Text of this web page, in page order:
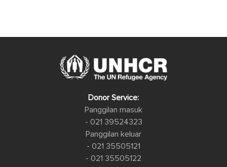
Donor Service:
Panggilan masuk
- 021 39524323
Panggilan keluar
- 021 35505121
- 021 35505122